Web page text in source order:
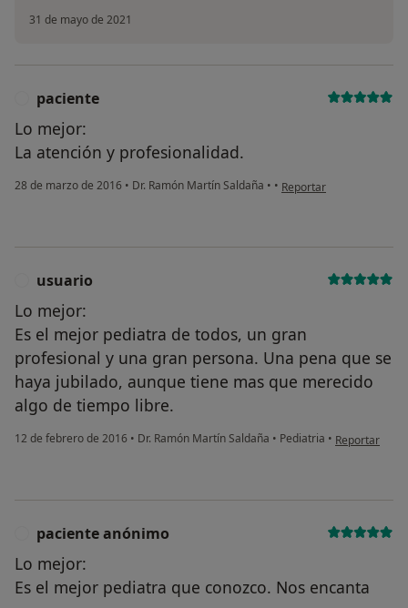
31 de mayo de 2021
paciente
Lo mejor:
La atención y profesionalidad.
28 de marzo de 2016 • Dr. Ramón Martín Saldaña • • en opinión del usuario
Reportar
usuario
Lo mejor:
Es el mejor pediatra de todos, un gran
profesional y una gran persona. Una pena que se
haya jubilado, aunque tiene mas que merecido
algo de tiempo libre.
12 de febrero de 2016 • Dr. Ramón Martín Saldaña • Pediatria • en opinión
Reportar
paciente anónimo
Lo mejor:
Es el mejor pediatra que conozco. Nos encanta